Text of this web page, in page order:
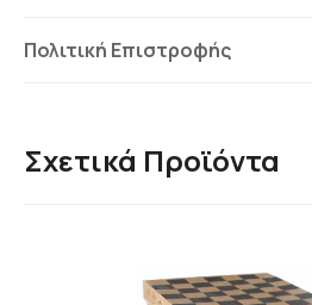
Πολιτική Επιστροφής
Σχετικά Προϊόντα